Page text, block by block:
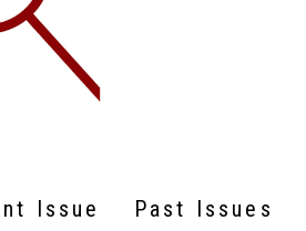
Issue Past Issues